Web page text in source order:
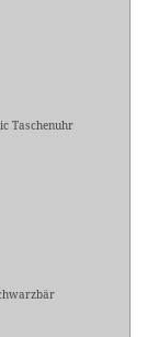
Taschenuhr